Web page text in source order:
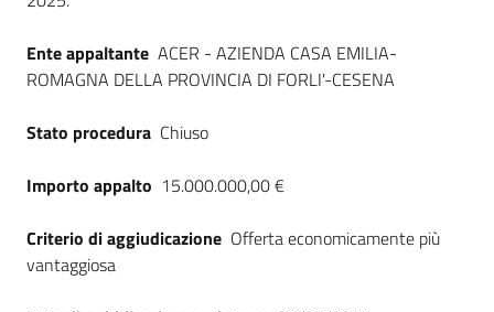
Ente appaltante ACER - AZIENDA CASA EMILIA-
ROMAGNA DELLA PROVINCIA DI FORLI'-CESENA
Stato procedura Chiuso
Importo appalto 15.000.000,00 €
Criterio di aggiudicazione Offerta economicamente più
vantaggiosa